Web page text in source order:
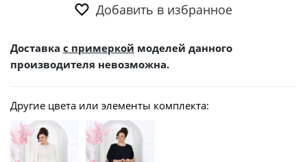
Добавить в избранное
Доставка с примеркой моделей данного
производителя невозможна.
Другие цвета или элементы комплекта: